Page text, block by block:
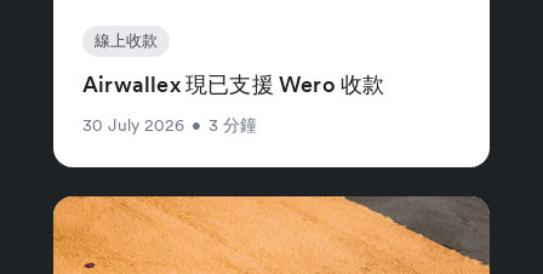
線上收款
Airwallex 現已支援 Wero 收款
30 July 2026 • 3 分鐘